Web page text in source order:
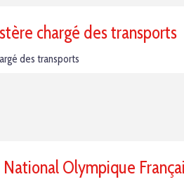
chargé des transports
Olympique